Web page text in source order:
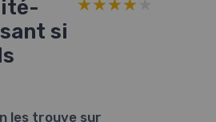
si
★★★★★
★★★★★
les trouve sur